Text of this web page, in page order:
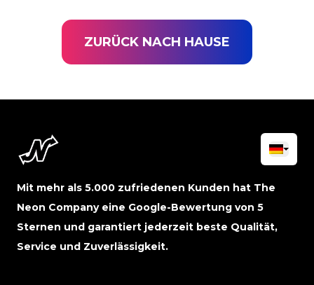
ZURÜCK NACH HAUSE
Mit mehr als 5.000 zufriedenen Kunden hat The
Neon Company eine Google-Bewertung von 5
Sternen und garantiert jederzeit beste Qualität,
Service und Zuverlässigkeit.